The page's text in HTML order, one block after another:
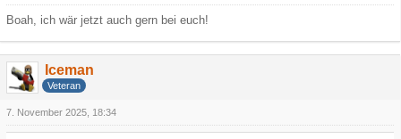
Boah, ich wär jetzt auch gern bei euch!
Iceman
Veteran
7. November 2025, 18:34